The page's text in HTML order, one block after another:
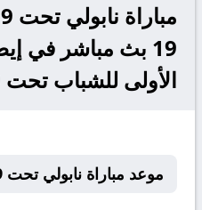
19 بث مباشر في
الأولى للشباب تحت 19 – ربع النهائي
موعد مباراة نابولي تحت 19 ضد كالياري تحت 19